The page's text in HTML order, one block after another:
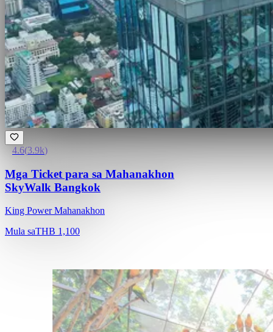
4.6(3.9k)
Mga Ticket para sa Mahanakhon
SkyWalk Bangkok
King Power Mahanakhon
Mula saTHB 1,100